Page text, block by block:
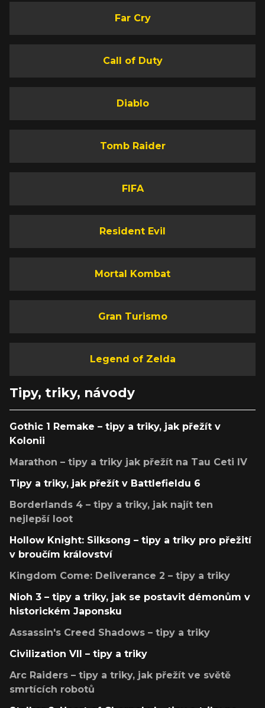
Far Cry
Call of Duty
Diablo
Tomb Raider
FIFA
Resident Evil
Mortal Kombat
Gran Turismo
Legend of Zelda
Tipy, triky, návody
Gothic 1 Remake – tipy a triky, jak přežít v
Kolonii
Marathon – tipy a triky jak přežít na Tau Ceti IV
Tipy a triky, jak přežít v Battlefieldu 6
Borderlands 4 – tipy a triky, jak najít ten
nejlepší loot
Hollow Knight: Silksong – tipy a triky pro přežití
v broučím království
Kingdom Come: Deliverance 2 – tipy a triky
Nioh 3 – tipy a triky, jak se postavit démonům v
historickém Japonsku
Assassin's Creed Shadows – tipy a triky
Civilization VII – tipy a triky
Arc Raiders – tipy a triky, jak přežít ve světě
smrtících robotů